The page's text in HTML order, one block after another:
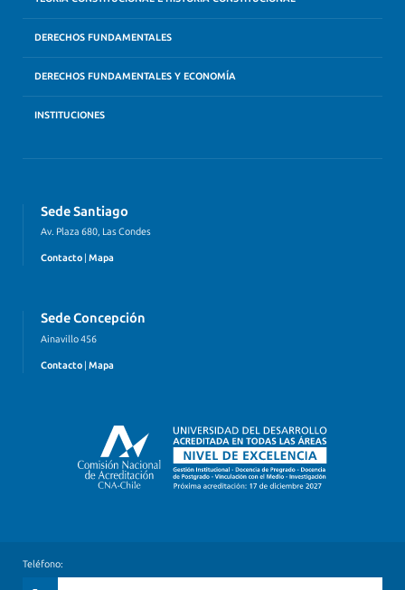
DERECHOS FUNDAMENTALES
DERECHOS FUNDAMENTALES Y ECONOMÍA
INSTITUCIONES
Sede Santiago
Av. Plaza 680, Las Condes
Contacto Mapa
Sede Concepción
Ainavillo 456
Contacto | Mapa
Teléfono: